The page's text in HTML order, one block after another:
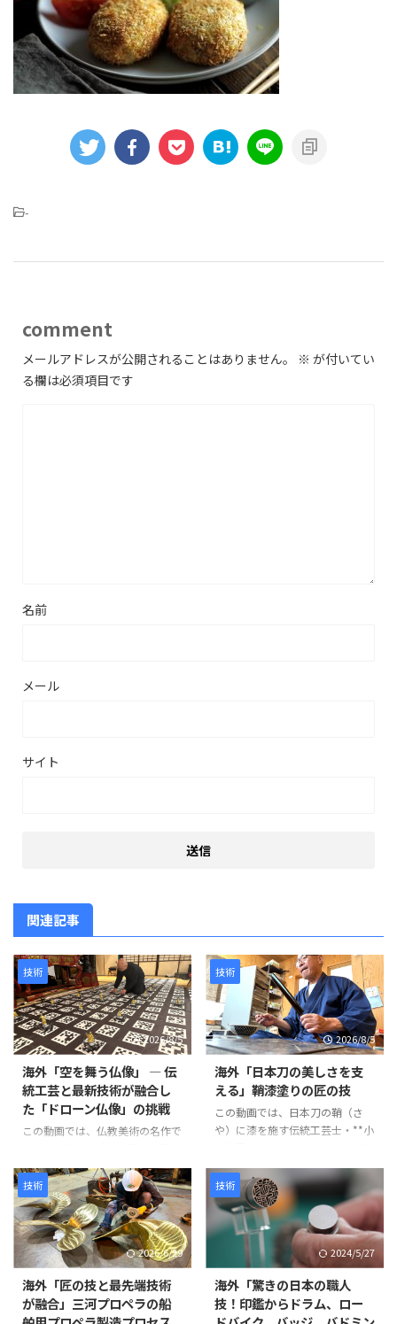
-
comment
メールアドレスが公開されることはありません。 ※ が付いてい
る欄は必須項目です
名前
メール
サイト
関連記事
技術
2026/8/5
海外「空を舞う仏像」 ― 伝
統工芸と最新技術が融合し
た「ドローン仏像」の挑戦
この動画では、仏教美術の名作で
を現代のテクノロジーで再現す
る、革新的なプロジェクトが紹介
されています。 阿弥陀如来と25
体の菩薩が極楽浄土から人々を迎
えに来る情景を、空中を舞うドロ
ーン仏像によって表現するとい
う、伝統文化と最新技術を融合さ
せた試みです。 制作には、約
1,500年にわたり受け継がれてき
技術
2026/8/5
海外「日本刀の美しさを支
える」鞘漆塗りの匠の技
この動画では、日本刀の鞘（さ
や）に漆を施す伝統工芸士・**小
氏の仕事が紹介されています。日
本刀の鞘は単なる収納具ではな
く、刀身を守る重要な役割を担っ
ています。熟練の職人が幾度も塗
装と研磨を繰り返し、美しさと耐
久性を兼ね備えた鞘を完成させて
いきます。 製造工程は以下のよ
うに進みます。 まず、2枚の木材
を貼り合わせて作られた鞘の継ぎ
技術
2026/6/29
海外「匠の技と最先端技術
が融合」三河プロペラの船
技術
2024/5/27
海外「驚きの日本の職人
技！印鑑からドラム、ロー